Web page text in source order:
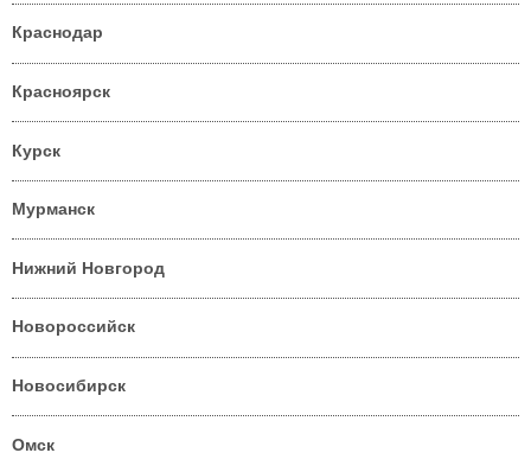
Краснодар
Красноярск
Курск
Мурманск
Нижний Новгород
Новороссийск
Новосибирск
Омск